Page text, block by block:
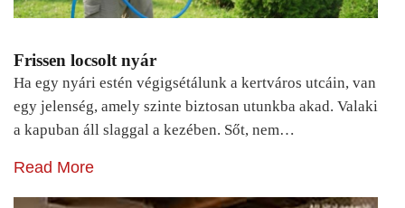
Frissen locsolt nyár
Ha egy nyári estén végigsétálunk a kertváros utcáin, van
egy jelenség, amely szinte biztosan utunkba akad. Valaki
a kapuban áll slaggal a kezében. Sőt, nem…
Read More